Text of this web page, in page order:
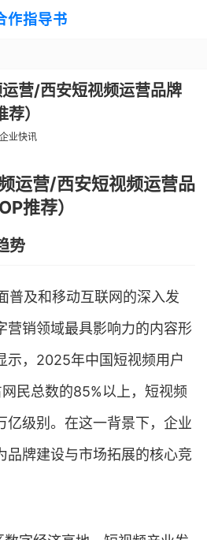
作指导书
营/西安短视频运营品牌
）
企业快讯
运营/西安短视频运营品
推荐）
势
普及和移动互联网的深入发
营销领域最具影响力的内容形
示，2025年中国短视频用户
民总数的85%以上，短视频
亿级别。在这一背景下，企业
品牌建设与市场拓展的核心竞